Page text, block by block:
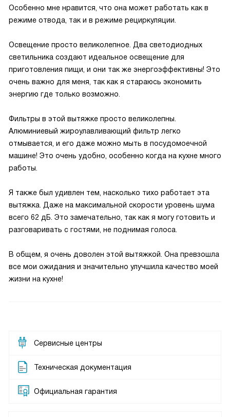
Особенно мне нравится, что она может работать как в
режиме отвода, так и в режиме рециркуляции.
Освещение просто великолепное. Два светодиодных
светильника создают идеальное освещение для
приготовления пищи, и они так же энергоэффективны! Это
очень важно для меня, так как я стараюсь экономить
энергию где только возможно.
Фильтры в этой вытяжке просто великолепны.
Алюминиевый жироулавливающий фильтр легко
отмывается, и его даже можно мыть в посудомоечной
машине! Это очень удобно, особенно когда на кухне много
работы.
Я также был удивлен тем, насколько тихо работает эта
вытяжка. Даже на максимальной скорости уровень шума
всего 62 дБ. Это замечательно, так как я могу готовить и
разговаривать с гостями, не поднимая голоса.
В общем, я очень доволен этой вытяжкой. Она превзошла
все мои ожидания и значительно улучшила качество моей
жизни на кухне!
Сервисные центры
Техническая документация
Официальная гарантия